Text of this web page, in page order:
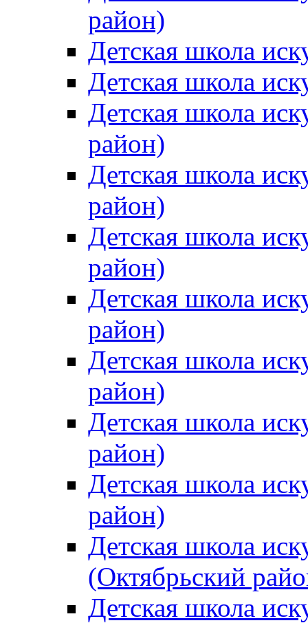
район)
Детская школа
Детская школа
Детская школа
район)
Детская школа
район)
Детская школа
район)
Детская школа
район)
Детская школа
район)
Детская школа
район)
Детская школа
район)
Детская школа
(Октябрьский
Детская школа